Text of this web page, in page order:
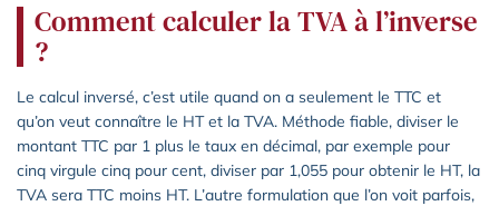
Comment calculer la TVA à l’inverse
?
Le calcul inversé, c’est utile quand on a seulement le TTC et
qu’on veut connaître le HT et la TVA. Méthode fiable, diviser le
montant TTC par 1 plus le taux en décimal, par exemple pour
cinq virgule cinq pour cent, diviser par 1,055 pour obtenir le HT, la
TVA sera TTC moins HT. L’autre formulation que l’on voit parfois,